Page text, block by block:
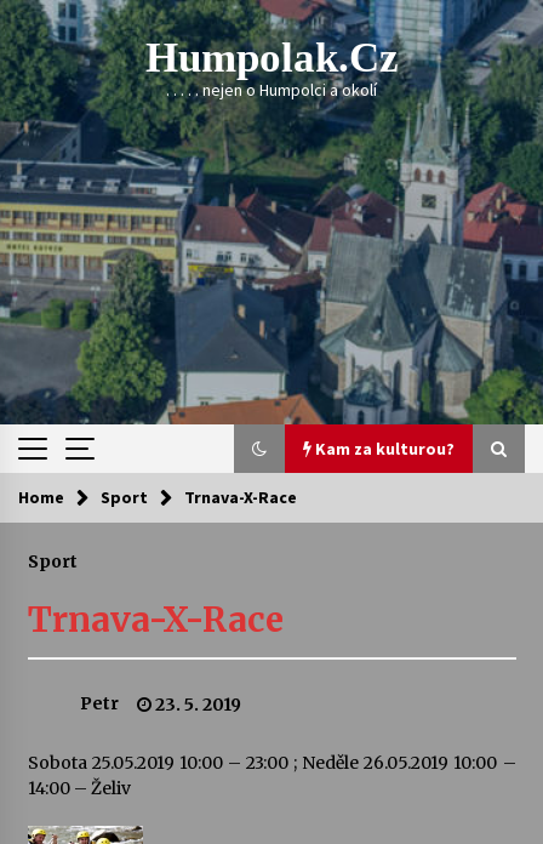
Skip
to
content
Humpolak.cz
. . . . . nejen o Humpolci a okolí
Kam za kulturou?
Kam za kulturou?
Sukuba Ensemble
4. 8. 2026
Vernisáž výstavy Josefíny Duškové: Stávám se
kapkou
Home Sport Trnava-X-Race
Sport
Trnava-X-Race
Petr 23. 5. 2019
Sobota 25.05.2019 10:00 – 23:00 ; Neděle 26.05.2019 10:00 –
14:00 – Želiv